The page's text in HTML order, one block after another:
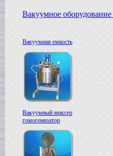
Диссольвер
в г. Рязань
в г. Липецк
в г. Вологда
Вакуум-выпарной аппарат
в г. Ковров
Жиротопка
в г. Воронеж
в г. Волгоград
Сироповарочный котел
в г. Ржев
Варочный котел
в г. Ростов на Дону
Вакуумное оборудование
Вакуумная емкость
Вакуумный миксер
гомогенизатор